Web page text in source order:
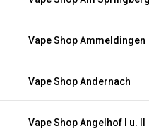
Vape Shop Ammeldingen
Vape Shop Andernach
Vape Shop Angelhof I u. II